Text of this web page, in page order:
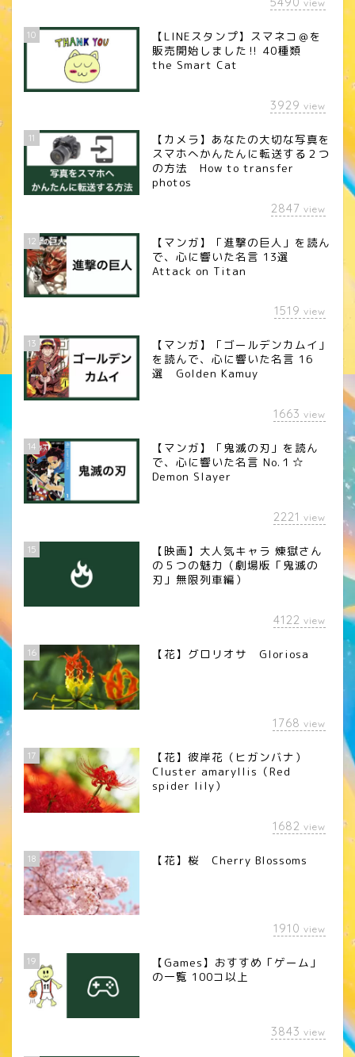
view
10
【LINEスタンプ】スマネコ＠を
販売開始しました‼︎ 40種類
the Smart Cat
3929 view
11
【カメラ】あなたの大切な写真を
スマホへかんたんに転送する２つ
の方法 How to transfer
photos
2847 view
12
【マンガ】「進撃の巨人」を読ん
で、心に響いた名言 13選
Attack on Titan
1519 view
13
【マンガ】「ゴールデンカムイ」
を読んで、心に響いた名言 16
選 Golden Kamuy
1663 view
14
【マンガ】「鬼滅の刃」を読ん
で、心に響いた名言 No.１☆
Demon Slayer
2221 view
15
【映画】大人気キャラ 煉󠄁獄さん
の５つの魅力（劇場版「鬼滅の
刃」無限列車編）
4122 view
16 【花】グロリオサ Gloriosa
1768 view
17
【花】彼岸花（ヒガンバナ）
Cluster amaryllis（Red
spider lily）
1682 view
18 【花】桜 Cherry Blossoms
1910 view
19
【Games】おすすめ「ゲーム」
の一覧 100コ以上
3843 view